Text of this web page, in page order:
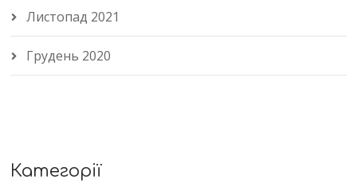
Листопад 2021
Грудень 2020
Категорії